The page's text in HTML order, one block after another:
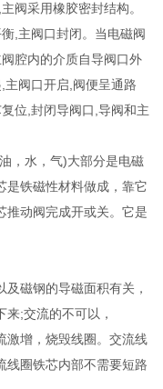
阀采用橡胶密封结构。
,主阀口封闭。当电磁阀
腔内的介质自导阀口外
阀口开启,阀便呈通路
位,封闭导阀口,导阀和主
，水，气)大部分是电磁
是铁磁性材料做成，靠它
推动阀完成开或关。它是
磁钢的导磁面积有关，
;交流的不可以，
激增，烧毁线圈。交流线
线圈铁芯内部不需要短路